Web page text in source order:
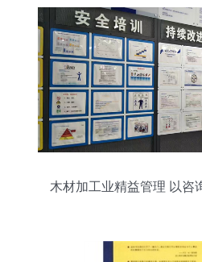
木材加工业精益管理 以咨